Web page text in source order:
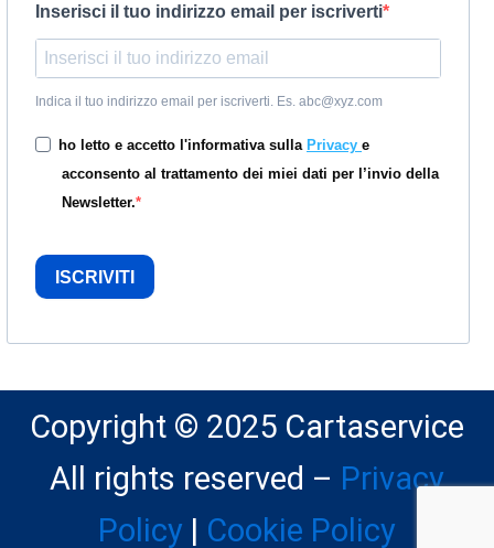
Inserisci il tuo indirizzo email per iscriverti
Indica il tuo indirizzo email per iscriverti. Es. abc@xyz.com
ho letto e accetto l'informativa sulla Privacy e
acconsento al trattamento dei miei dati per l’invio della
Newsletter.
ISCRIVITI
Copyright © 2025 Cartaservice
All rights reserved – Privacy
Policy | Cookie Policy